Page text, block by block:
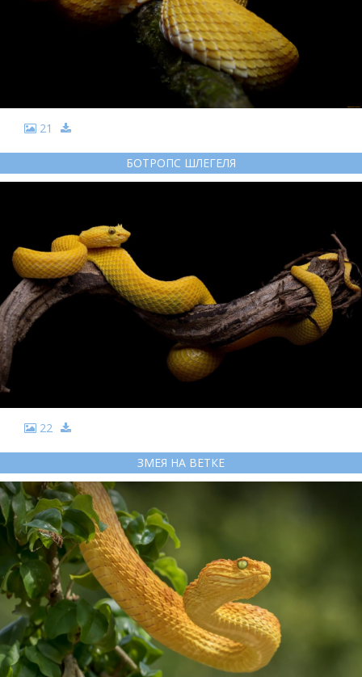
21
БОТРОПС ШЛЕГЕЛЯ
22
ЗМЕЯ НА ВЕТКЕ